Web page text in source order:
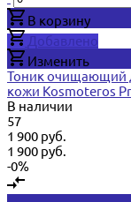
В корзину
Добавлено
Изменить
Тоник очищающий
кожи Kosmoteros
В наличии
57
1 900 руб.
1 900 руб.
-0%